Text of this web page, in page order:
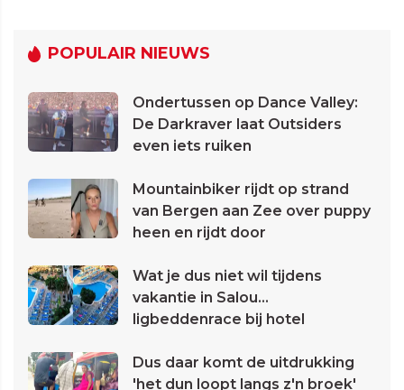
POPULAIR NIEUWS
Ondertussen op Dance Valley:
De Darkraver laat Outsiders
even iets ruiken
Mountainbiker rijdt op strand
van Bergen aan Zee over puppy
heen en rijdt door
Wat je dus niet wil tijdens
vakantie in Salou...
ligbeddenrace bij hotel
Dus daar komt de uitdrukking
'het dun loopt langs z'n broek'